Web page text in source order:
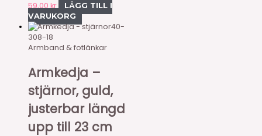
59,00 kr
LÄGG TILL I
VARUKORG
40-
308-18
Armband & fotlänkar
Armkedja –
stjärnor, guld,
justerbar längd
upp till 23 cm